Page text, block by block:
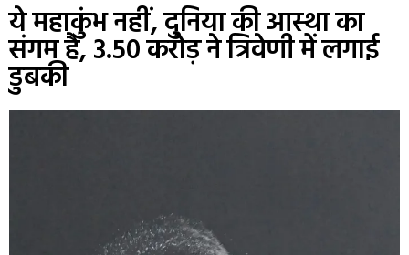
ये महाकुंभ नहीं, दुनिया की आस्‍था का
संगम है, 3.50 करोड़ ने त्रिवेणी में लगाई
डुबकी